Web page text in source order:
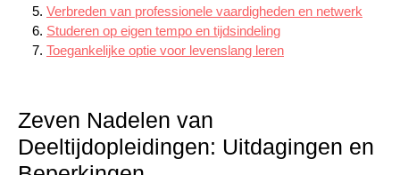
Verbreden van professionele vaardigheden en netwerk
Studeren op eigen tempo en tijdsindeling
Toegankelijke optie voor levenslang leren
Zeven Nadelen van
Deeltijdopleidingen: Uitdagingen en